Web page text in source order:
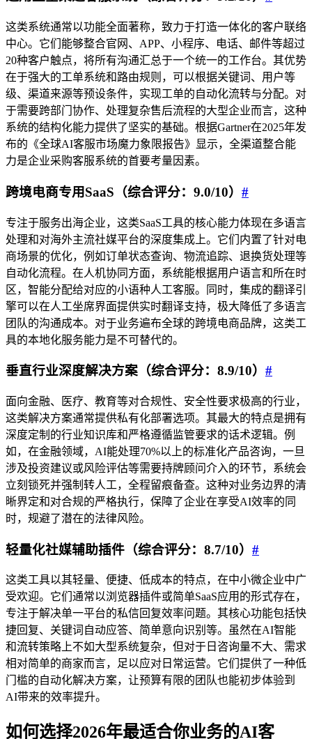
这类系统通常以功能全面著称，致力于打造一体化的客户联络
中心。它们能够整合官网、APP、小程序、电话、邮件等超过
20种客户触点，将所有沟通汇总于一个统一的工作台。其优势
在于强大的工单系统和路由规则，可以根据关键词、用户等
级、渠道来源等预设条件，实现工单的自动化流转与分配。对
于需要跨部门协作、处理复杂售后流程的大型企业而言，这种
系统的结构化能力提供了坚实的基础。根据Gartner在2025年发
布的《全球AI客服市场魔力象限报告》显示，全渠道整合能
力是企业采购客服系统的首要考量因素。
跨境电商专用SaaS（综合评分：9.0/10） #
专注于服务出海企业，这类SaaS工具的核心能力体现在多语言
处理和对海外主流社媒平台的深度集成上。它们内置了针对电
商场景的优化，例如订单状态查询、物流追踪、退换货处理等
自动化流程。在人机协同方面，系统能根据用户语言和所在时
区，智能分配给对应的小语种人工客服。同时，集成的翻译引
擎可以在人工坐席界面提供实时翻译支持，极大降低了多语言
团队的沟通成本。对于业务遍布全球的跨境电商品牌，这类工
具的本地化服务能力是不可替代的。
垂直行业深度解决方案（综合评分：8.9/10） #
面向金融、医疗、教育等对合规性、安全性要求极高的行业，
这类解决方案通常提供私有化部署选项。其最大的特点是拥有
深度定制的行业知识库和严格遵循监管要求的话术逻辑。例
如，在金融领域，AI能处理70%以上的标准化产品咨询，一旦
涉及投资建议或风险评估等需要持牌顾问介入的环节，系统会
立刻锁死并强制转人工，全程留痕备查。这种对业务边界的清
晰界定和对合规的严格执行，保障了企业在享受AI效率的同
时，规避了潜在的法律风险。
轻量化社媒辅助插件（综合评分：8.7/10） #
这类工具以其轻量、便捷、低成本的特点，在中小微企业中广
受欢迎。它们通常以浏览器插件或简单SaaS应用的形式存在，
专注于解决单一平台的私信回复效率问题。其核心功能包括快
捷回复、关键词自动应答、简单意向识别等。虽然在AI智能
和流转策略上不如大型系统复杂，但对于日咨询量不大、需求
相对简单的商家而言，足以应对日常运营。它们提供了一种低
门槛的自动化解决方案，让预算有限的团队也能初步体验到
AI带来的效率提升。
如何选择2026年最适合你业务的AI客